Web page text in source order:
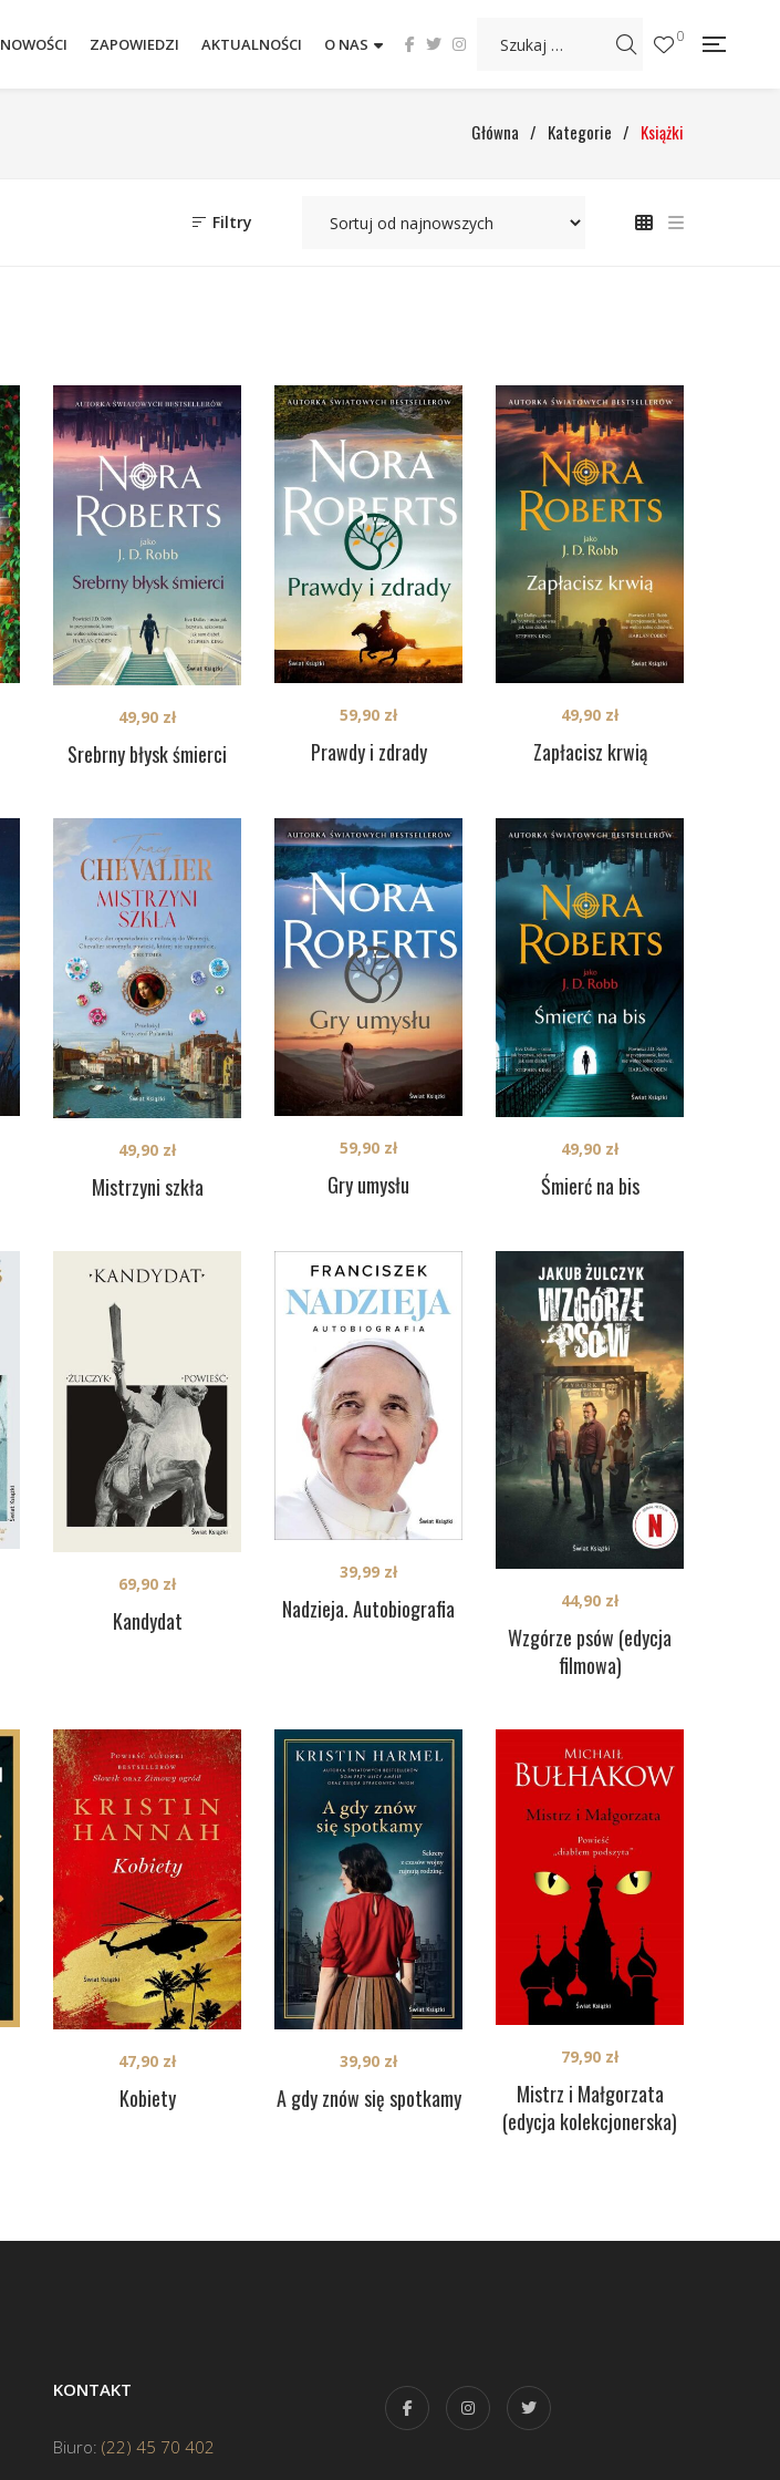
NOWOŚCI ZAPOWIEDZI AKTUALNOŚCI O NAS 0
Główna / Kategorie / Książki
Filtry
Srebrny błysk śmierci
49,90 zł
Prawdy i zdrady
59,90 zł
Zapłacisz krwią
49,90 zł
Mistrzyni szkła
49,90 zł
Gry umysłu
59,90 zł
Śmierć na bis
49,90 zł
Kandydat
69,90 zł
Nadzieja. Autobiografia
39,99 zł
Wzgórze psów (edycja
filmowa)
44,90 zł
Kobiety
47,90 zł
A gdy znów się spotkamy
39,90 zł
Mistrz i Małgorzata
(edycja kolekcjonerska)
79,90 zł
KONTAKT
Biuro: (22) 45 70 402